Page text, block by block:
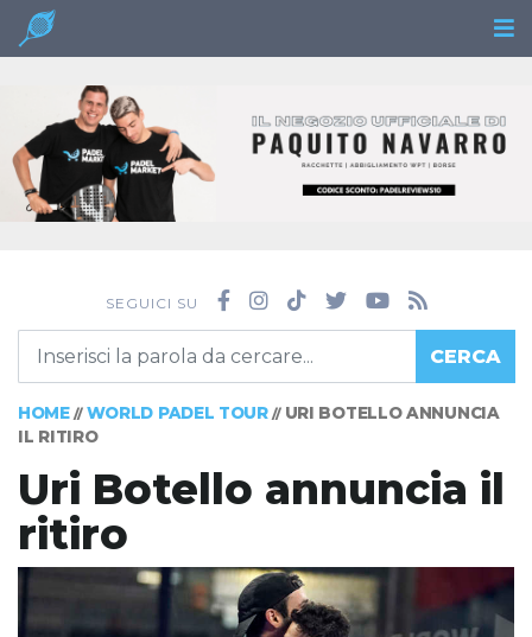
SEGUICI SU
CERCA
HOME// WORLD PADEL TOUR// URI BOTELLO ANNUNCIA
IL RITIRO
Uri Botello annuncia il
ritiro